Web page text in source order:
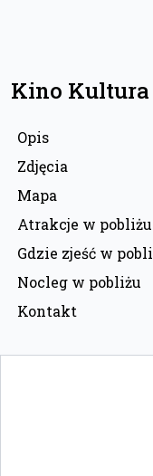
Kino Kultura
Opis
Zdjęcia
Mapa
Atrakcje w pobliżu
Gdzie zjeść w
Nocleg w pobliżu
Kontakt